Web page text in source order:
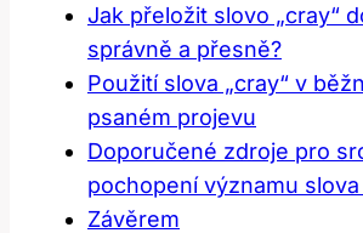
Jak přeložit slovo „cray“
správně a přesně?
Použití slova „cray“ v
psaném projevu
Doporučené zdroje pro
pochopení významu slova
Závěrem